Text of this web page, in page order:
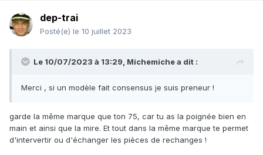
dep-trai
Posté(e) le 10 juillet 2023
Le 10/07/2023 à 13:29, Michemichea dit :
Merci , si un modèle fait consensus je suis preneur !
garde la même marque que ton 75, car tu as la poignée bien en
main et ainsi que la mire. Et tout dans la même marque te permet
d'intervertir ou d'échanger les pièces de rechanges !